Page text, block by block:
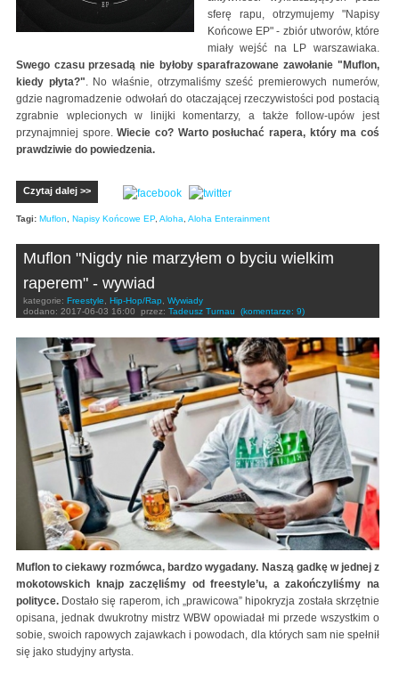
sferę rapu, otrzymujemy "Napisy
Końcowe EP" - zbiór utworów, które
miały wejść na LP warszawiaka.
Swego czasu przesadą nie byłoby sparafrazowane zawołanie "Muflon,
kiedy płyta?". No właśnie, otrzymaliśmy sześć premierowych numerów,
gdzie nagromadzenie odwołań do otaczającej rzeczywistości pod postacią
zgrabnie wplecionych w linijki komentarzy, a także follow-upów jest
przynajmniej spore.Wiecie co? Warto posłuchać rapera, który ma coś
prawdziwie do powiedzenia.
Czytaj dalej >>
Tagi: Muflon, Napisy Końcowe EP, Aloha, Aloha Enterainment
Muflon "Nigdy nie marzyłem o byciu wielkim
raperem" - wywiad
kategorie: Freestyle, Hip-Hop/Rap, Wywiady
dodano: 2017-06-03 16:00 przez: Tadeusz Turnau (komentarze: 9)
Muflon to ciekawy rozmówca, bardzo wygadany. Naszą gadkę w jednej z
mokotowskich knajp zaczęliśmy od freestyle’u, a zakończyliśmy na
polityce. Dostało się raperom, ich „prawicowa” hipokryzja została skrzętnie
opisana, jednak dwukrotny mistrz WBW opowiadał mi przede wszystkim o
sobie, swoich rapowych zajawkach i powodach, dla których sam nie spełnił
się jako studyjny artysta.